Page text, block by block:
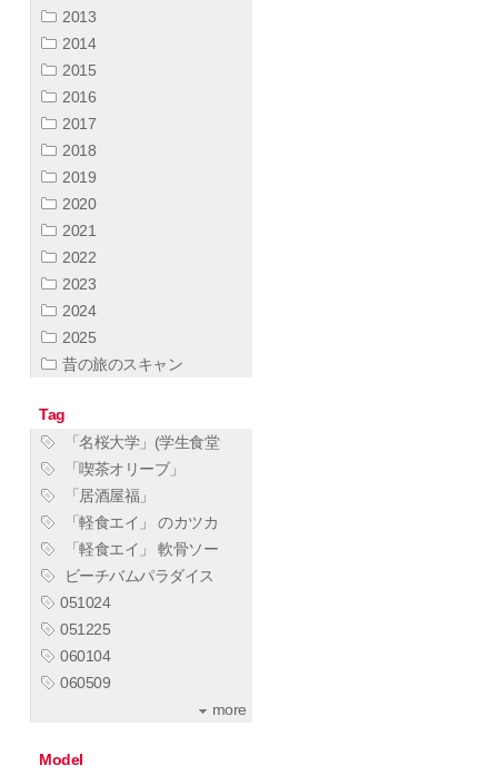
2013
2014
2015
2016
2017
2018
2019
2020
2021
2022
2023
2024
2025
昔の旅のスキャン
Tag
「名桜大学」(学生食堂
「喫茶オリーブ」
「居酒屋福」
「軽食エイ」 のカツカ
「軽食エイ」 軟骨ソー
ビーチバムパラダイス
051024
051225
060104
060509
more
Model